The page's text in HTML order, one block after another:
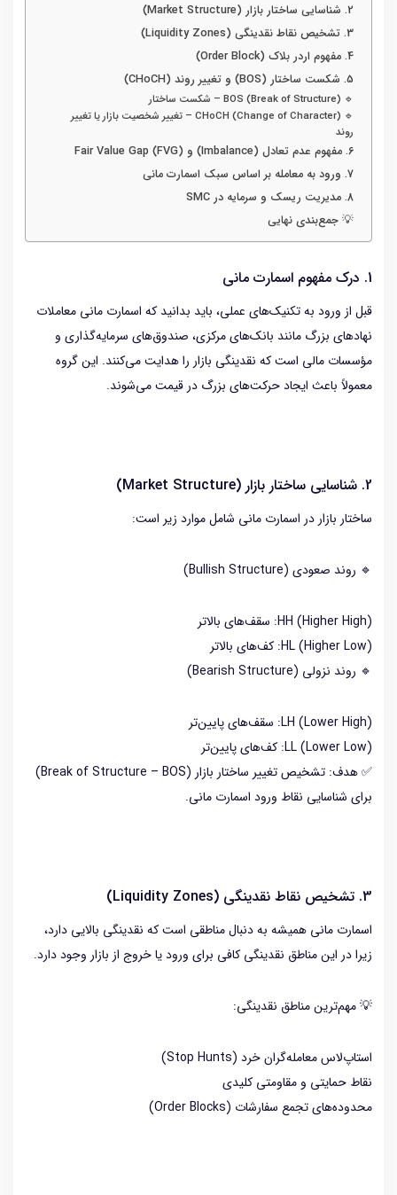
2. شناسایی ساختار بازار (Market Structure)
3. تشخیص نقاط نقدینگی (Liquidity Zones)
4. مفهوم اردر بلاک (Order Block)
5. شکست ساختار (BOS) و تغییر روند (CHoCH)
🔹 BOS (Break of Structure) – شکست ساختار
🔹 CHoCH (Change of Character) – تغییر شخصیت بازار یا تغییر
روند
6. مفهوم عدم تعادل (Imbalance) و Fair Value Gap (FVG)
7. ورود به معامله بر اساس سبک اسمارت مانی
8. مدیریت ریسک و سرمایه در SMC
💡 جمع‌بندی نهایی
1. درک مفهوم اسمارت مانی
قبل از ورود به تکنیک‌های عملی، باید بدانید که اسمارت مانی معاملات
نهادهای بزرگ مانند بانک‌های مرکزی، صندوق‌های سرمایه‌گذاری و
مؤسسات مالی است که نقدینگی بازار را هدایت می‌کنند. این گروه
معمولاً باعث ایجاد حرکت‌های بزرگ در قیمت می‌شوند.
2. شناسایی ساختار بازار (Market Structure)
ساختار بازار در اسمارت مانی شامل موارد زیر است:
🔹 روند صعودی (Bullish Structure)
HH (Higher High): سقف‌های بالاتر
HL (Higher Low): کف‌های بالاتر
🔹 روند نزولی (Bearish Structure)
LH (Lower High): سقف‌های پایین‌تر
LL (Lower Low): کف‌های پایین‌تر
✅ هدف: تشخیص تغییر ساختار بازار (Break of Structure – BOS)
برای شناسایی نقاط ورود اسمارت مانی.
3. تشخیص نقاط نقدینگی (Liquidity Zones)
اسمارت مانی همیشه به دنبال مناطقی است که نقدینگی بالایی دارد،
زیرا در این مناطق نقدینگی کافی برای ورود یا خروج از بازار وجود دارد.
💡 مهم‌ترین مناطق نقدینگی:
استاپ‌لاس معامله‌گران خرد (Stop Hunts)
نقاط حمایتی و مقاومتی کلیدی
محدوده‌های تجمع سفارشات (Order Blocks)